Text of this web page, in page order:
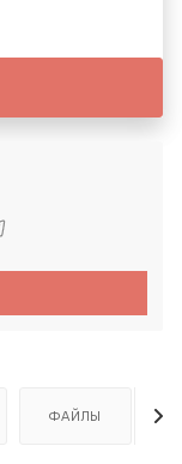
ФАЙЛЫ